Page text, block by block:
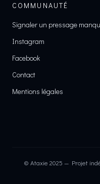
COMMUNAUTÉ
Signaler un pressage
Instagram
Facebook
Contact
Mentions légales
© Ataxie 2025 — Projet